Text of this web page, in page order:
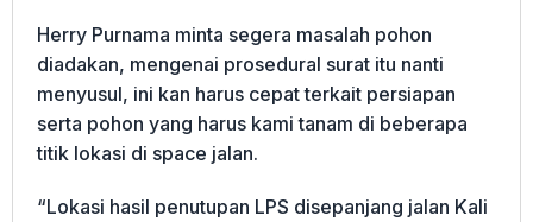
Herry Purnama minta segera masalah pohon
diadakan, mengenai prosedural surat itu nanti
menyusul, ini kan harus cepat terkait persiapan
serta pohon yang harus kami tanam di beberapa
titik lokasi di space jalan.
“Lokasi hasil penutupan LPS disepanjang jalan Kali